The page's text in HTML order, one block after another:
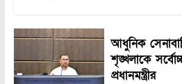
আধুনিক
শৃঙ্খলাকে
প্রধানমন্ত্রীর